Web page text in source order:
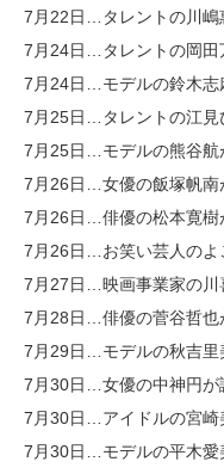
7月22日…タレントの川嶋
7月24日…タレントの岡田
7月24日…モデルの鈴木志
7月25日…タレントの江見
7月25日…モデルの熊谷航
7月26日…女優の飯塚帆南
7月26日…俳優の松本寛樹
7月26日…お笑い芸人のよ
7月27日…映画事業家の川
7月28日…俳優の菅谷哲也
7月29日…モデルの秋吉里
7月30日…女優の中神円が
7月30日…アイドルの宮崎
7月30日…モデルの平木愛